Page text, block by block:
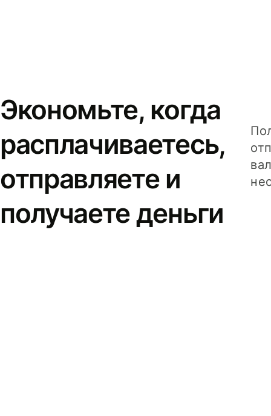
Экономьте, когда
расплачиваетесь,
отправляете и
получаете деньги